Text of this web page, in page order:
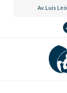
Av. Luis